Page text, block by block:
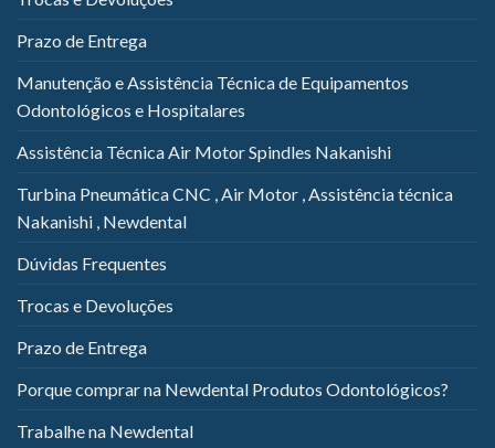
Prazo de Entrega
Manutenção e Assistência Técnica de Equipamentos
Odontológicos e Hospitalares
Assistência Técnica Air Motor Spindles Nakanishi
Turbina Pneumática CNC , Air Motor , Assistência técnica
Nakanishi , Newdental
Dúvidas Frequentes
Trocas e Devoluções
Prazo de Entrega
Porque comprar na Newdental Produtos Odontológicos?
Trabalhe na Newdental